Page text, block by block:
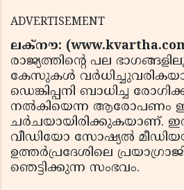
ADVERTISEMENT
ലക്നൗ:
രാജ്യത്തിന്റെ പല
കേസുകള്‍
ഡെങ്കിപ്പനി ബാധിച്ച
നല്‍കിയെന്ന ആരോപണം
ചര്‍ചയായിരിക്കുകയാണ്.
വീഡിയോ സോഷ്യല്‍
ഉത്തര്‍പ്രദേശിലെ
ഞെട്ടിക്കുന്ന സംഭവം.